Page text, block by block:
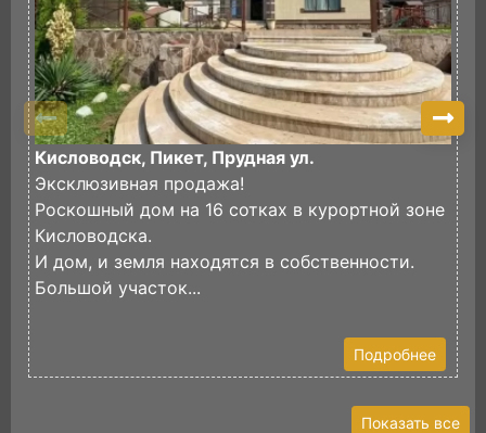
Кисловодск, Пикет, Прудная ул.
Эксклюзивная продажа!
Роскошный дом на 16 сотках в курортной зоне
Кисловодска.
И дом, и земля находятся в собственности.
Большой участок...
Подробнее
Показать все